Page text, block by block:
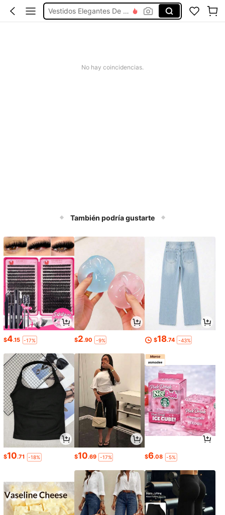
Vestidos Elegantes De Mujer
No hay coincidencias.
También podría gustarte
$4.15 -17% $2.90 -9% $18.74 -43%
$10.71 -18% $10.69 -17% $6.08 -5%